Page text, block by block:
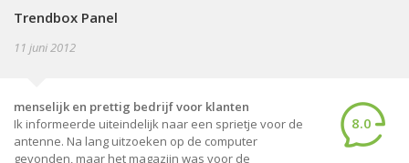
Trendbox Panel
11 juni 2012
menselijk en prettig bedrijf voor klanten
Ik informeerde uiteindelijk naar een sprietje voor de
antenne. Na lang uitzoeken op de computer
gevonden, maar het magazijn was voor de
8.0